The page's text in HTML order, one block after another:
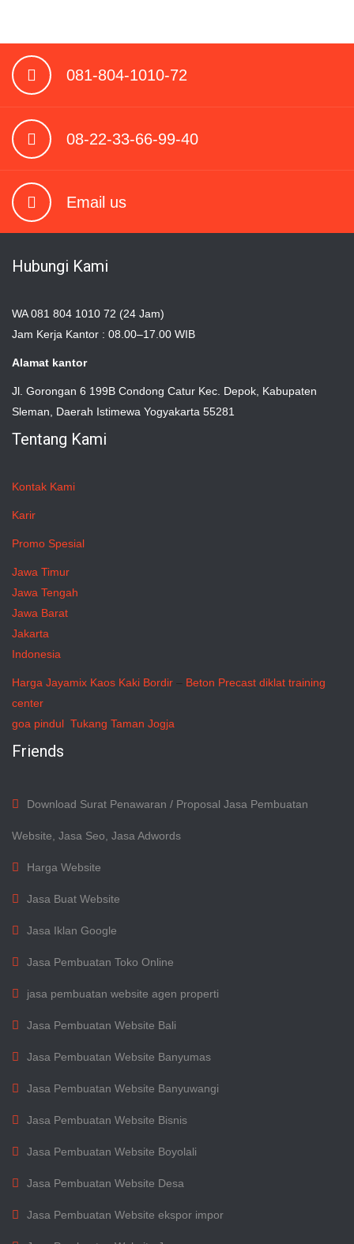
081-804-1010-72
08-22-33-66-99-40
Email us
Hubungi Kami
WA 081 804 1010 72 (24 Jam)
Jam Kerja Kantor : 08.00–17.00 WIB
Alamat kantor
Jl. Gorongan 6 199B Condong Catur Kec. Depok, Kabupaten
Sleman, Daerah Istimewa Yogyakarta 55281
Tentang Kami
Kontak Kami
Karir
Promo Spesial
Jawa Timur
Jawa Tengah
Jawa Barat
Jakarta
Indonesia
Harga Jayamix Kaos Kaki Bordir – Beton Precast diklat training
center
goa pindul Tukang Taman Jogja
Friends
Download Surat Penawaran / Proposal Jasa Pembuatan
Website, Jasa Seo, Jasa Adwords
Harga Website
Jasa Buat Website
Jasa Iklan Google
Jasa Pembuatan Toko Online
jasa pembuatan website agen properti
Jasa Pembuatan Website Bali
Jasa Pembuatan Website Banyumas
Jasa Pembuatan Website Banyuwangi
Jasa Pembuatan Website Bisnis
Jasa Pembuatan Website Boyolali
Jasa Pembuatan Website Desa
Jasa Pembuatan Website ekspor impor